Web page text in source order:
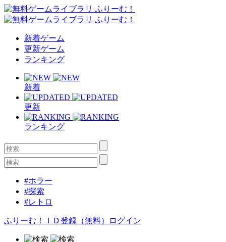
新着ゲーム
更新ゲーム
ランキング
新着
更新
ランキング
#ホラー
#探索
#レトロ
ふりーむ！ＩＤ登録（無料） ログイン